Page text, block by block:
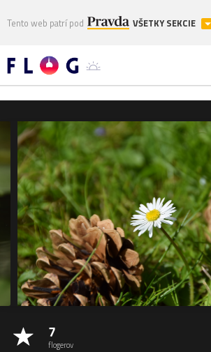
Tento web patrí pod VŠETKY SEKCIE
7
flogerov